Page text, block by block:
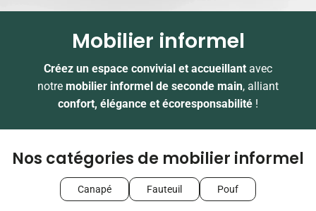
Mobilier informel
Créez un espace convivial et accueillant avec
notre mobilier informel de seconde main, alliant
confort, élégance et écoresponsabilité !
Nos catégories de mobilier informel
Canapé Fauteuil Pouf